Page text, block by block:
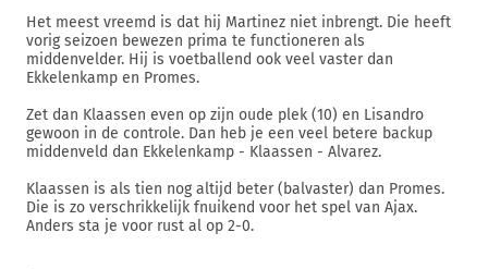
Het meest vreemd is dat hij Martinez niet inbrengt. Die heeft
vorig seizoen bewezen prima te functioneren als
middenvelder. Hij is voetballend ook veel vaster dan
Ekkelenkamp en Promes.
Zet dan Klaassen even op zijn oude plek (10) en Lisandro
gewoon in de controle. Dan heb je een veel betere backup
middenveld dan Ekkelenkamp - Klaassen - Alvarez.
Klaassen is als tien nog altijd beter (balvaster) dan Promes.
Die is zo verschrikkelijk fnuikend voor het spel van Ajax.
Anders sta je voor rust al op 2-0.